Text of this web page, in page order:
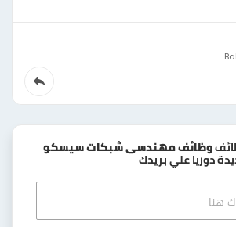
وظائف مهندسى شبكات سيسكو
دوريا علي بريدك